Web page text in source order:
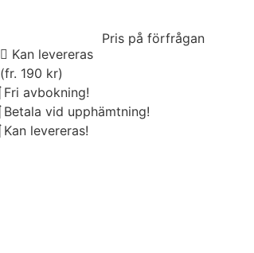
Kan levereras
(fr. 190 kr)
Pris på förfrågan
Fri avbokning!
Betala vid upphämtning!
Kan levereras!